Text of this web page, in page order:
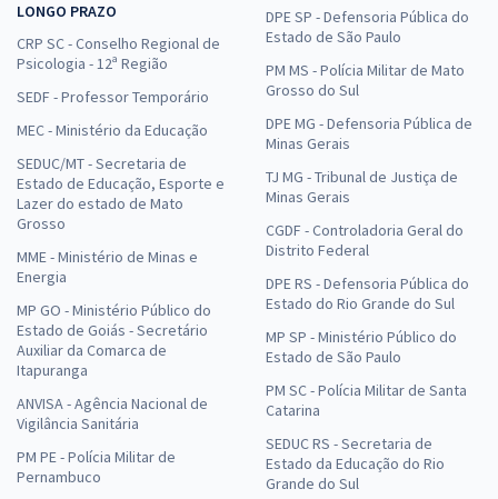
LONGO PRAZO
CRP SC - Conselho Regional de
Psicologia - 12ª Região
SEDF - Professor Temporário
MEC - Ministério da Educação
SEDUC/MT - Secretaria de
Estado de Educação, Esporte e
Lazer do estado de Mato
Grosso
MME - Ministério de Minas e
Energia
MP GO - Ministério Público do
Estado de Goiás - Secretário
Auxiliar da Comarca de
Itapuranga
ANVISA - Agência Nacional de
Vigilância Sanitária
PM PE - Polícia Militar de
Pernambuco
DPE SP - Defensoria Pública do
Estado de São Paulo
PM MS - Polícia Militar de Mato
Grosso do Sul
DPE MG - Defensoria Pública de
Minas Gerais
TJ MG - Tribunal de Justiça de
Minas Gerais
CGDF - Controladoria Geral do
Distrito Federal
DPE RS - Defensoria Pública do
Estado do Rio Grande do Sul
MP SP - Ministério Público do
Estado de São Paulo
PM SC - Polícia Militar de Santa
Catarina
SEDUC RS - Secretaria de
Estado da Educação do Rio
Grande do Sul